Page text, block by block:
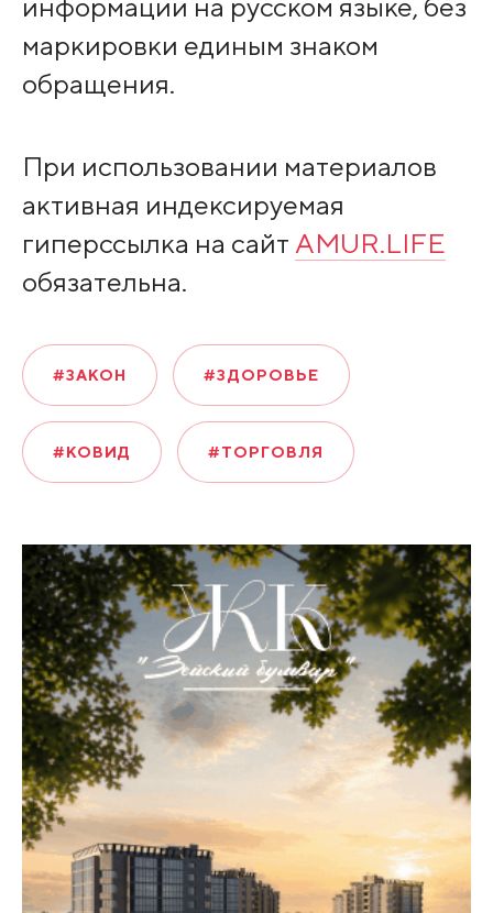
информации на русском языке, без
маркировки единым знаком
обращения.
При использовании материалов
активная индексируемая
гиперссылка на сайт AMUR.LIFE
обязательна.
#ЗАКОН #ЗДОРОВЬЕ
#КОВИД #ТОРГОВЛЯ